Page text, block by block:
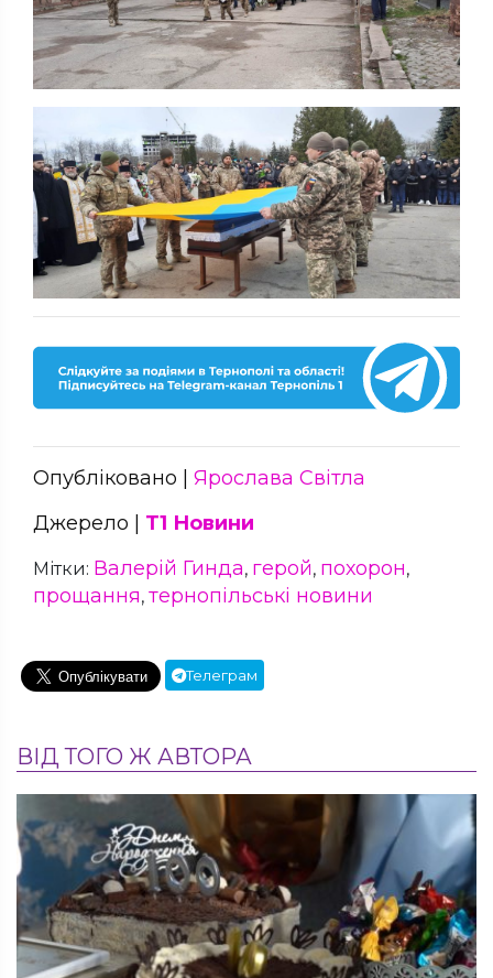
Опубліковано | Ярослава Світла
Джерело | Т1 Новини
Мітки: Валерій Гинда, герой, похорон,
прощання, тернопільські новини
Телеграм
ВІД ТОГО Ж АВТОРА